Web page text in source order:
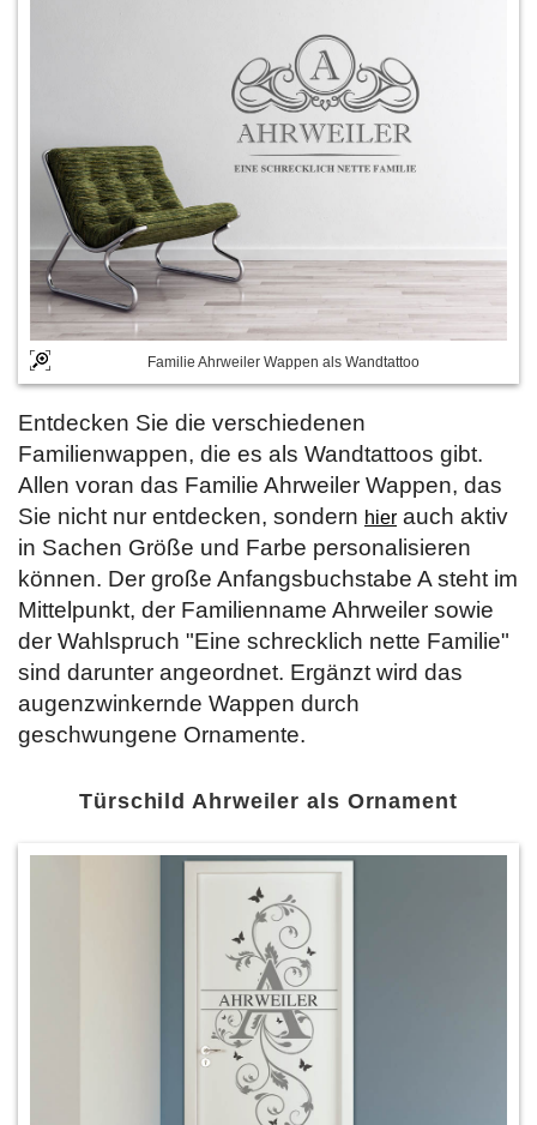
Familie Ahrweiler Wappen als Wandtattoo
Entdecken Sie die verschiedenen
Familienwappen, die es als Wandtattoos gibt.
Allen voran das Familie Ahrweiler Wappen, das
Sie nicht nur entdecken, sondern hier auch aktiv
in Sachen Größe und Farbe personalisieren
können. Der große Anfangsbuchstabe A steht im
Mittelpunkt, der Familienname Ahrweiler sowie
der Wahlspruch "Eine schrecklich nette Familie"
sind darunter angeordnet. Ergänzt wird das
augenzwinkernde Wappen durch
geschwungene Ornamente.
Türschild Ahrweiler als Ornament